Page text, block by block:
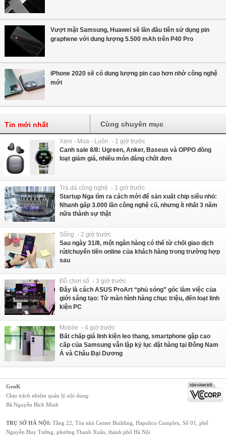
Vượt mặt Samsung, Huawei sẽ lần đầu tiên sử dụng pin
graphene với dung lượng 5.500 mAh trên P40 Pro
iPhone 2020 sẽ có dung lượng pin cao hơn nhờ công nghệ
mới
Tin mới nhất Cùng chuyên mục
Xem - Mua - Luôn - 1 giờ trước
Canh sale 8/8: Ugreen, Anker, Baseus và OPPO đồng
loạt giảm giá, nhiều món đáng chốt đơn
Trà đá công nghệ - 1 giờ trước
Startup Nga tìm ra cách mới để sản xuất chip siêu nhỏ:
Nhanh gấp 3.000 lần công nghệ cũ, nhưng ít nhất 3 năm
nữa thành sự thật
Sống - 2 giờ trước
Sau ngày 31/8, một ngân hàng có thể từ chối giao dịch
rút/chuyển tiền online của khách hàng trong trường hợp
sau
Đồ chơi số - 3 giờ trước
Đây là cách ASUS ProArt “phủ sóng” góc làm việc của
giới sáng tạo: Từ màn hình hàng chục triệu, đến loạt linh
kiện PC
Mobile - 4 giờ trước
Bất chấp giá linh kiện leo thang, smartphone gập cao
cấp của Samsung vẫn lập kỷ lục đặt hàng tại Đông Nam
Á và Châu Đại Dương
GenK
Chịu trách nhiệm quản lý nội dung:
Bà Nguyễn Bích Minh
TRỤ SỞ HÀ NỘI: Tầng 22, Tòa nhà Center Building, Hapulico Complex, Số 01, phố
Nguyễn Huy Tưởng, phường Thanh Xuân, thành phố Hà Nội